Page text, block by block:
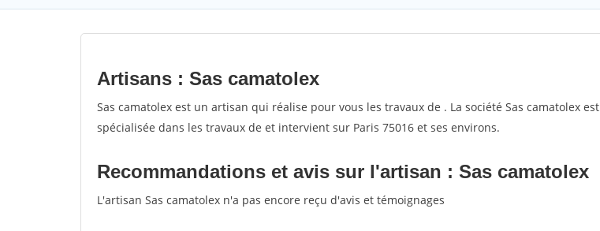
Artisans : Sas camatolex
Sas camatolex est un artisan qui réalise pour vous les travaux de . La société Sas camatolex est
spécialisée dans les travaux de et intervient sur Paris 75016 et ses environs.
Recommandations et avis sur l'artisan : Sas camatolex
L'artisan Sas camatolex n'a pas encore reçu d'avis et témoignages